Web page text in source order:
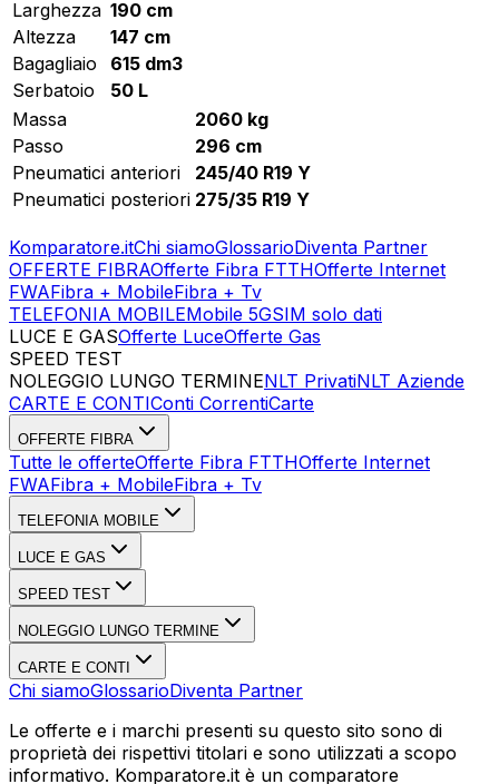
Larghezza 190 cm
Altezza
147 cm
Bagagliaio
615 dm3
Serbatoio
50 L
Massa
2060 kg
Passo
296 cm
Pneumatici anteriori
245/40 R19 Y
Pneumatici posteriori 275/35 R19 Y
Komparatore.itChi siamoGlossarioDiventa Partner
OFFERTE FIBRAOfferte Fibra FTTHOfferte Internet
FWAFibra + MobileFibra + Tv
TELEFONIA MOBILEMobile 5GSIM solo dati
LUCE E GASOfferte LuceOfferte Gas
SPEED TEST
NOLEGGIO LUNGO TERMINENLT PrivatiNLT Aziende
CARTE E CONTIConti CorrentiCarte
OFFERTE FIBRA
Tutte le offerteOfferte Fibra FTTHOfferte Internet
FWAFibra + MobileFibra + Tv
TELEFONIA MOBILE
LUCE E GAS
SPEED TEST
NOLEGGIO LUNGO TERMINE
CARTE E CONTI
Chi siamoGlossarioDiventa Partner
Le offerte e i marchi presenti su questo sito sono di
proprietà dei rispettivi titolari e sono utilizzati a scopo
informativo. Komparatore.it è un comparatore